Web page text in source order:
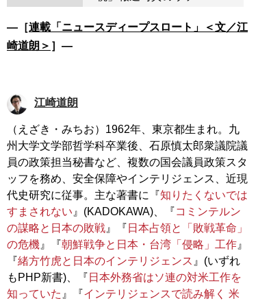
―［連載「ニュースディープスロート」＜文／江
崎道朗＞ ］―
江崎道朗
（えざき・みちお）1962年、東京都生まれ。九
州大学文学部哲学科卒業後、石原慎太郎衆議院議
員の政策担当秘書など、複数の国会議員政策スタ
ッフを務め、安全保障やインテリジェンス、近現
代史研究に従事。主な著書に『知りたくないでは
すまされない 』(KADOKAWA)、『コミンテルン
の謀略と日本の敗戦 』『 日本占領と「敗戦革命」
の危機 』『朝鮮戦争と日本・台湾「侵略」工作 』
『緒方竹虎と日本のインテリジェンス 』(いずれ
もPHP新書)、『 日本外務省はソ連の対米工作を
知っていた 』『インテリジェンスで読み解く 米